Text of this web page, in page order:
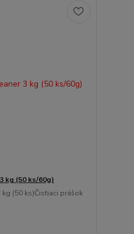
kg (50 ks/60g)
(50 ks)Čistiaci prášok